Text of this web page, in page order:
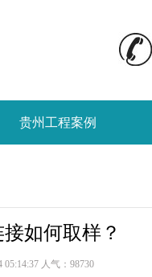
贵州工程案例
如何取样？
人气： 98730